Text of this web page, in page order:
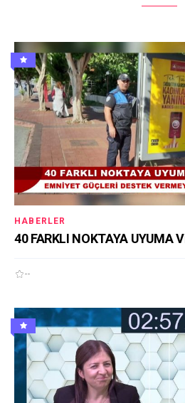
HABERLER
40 FARKLI NOKTAYA UYUMA
--